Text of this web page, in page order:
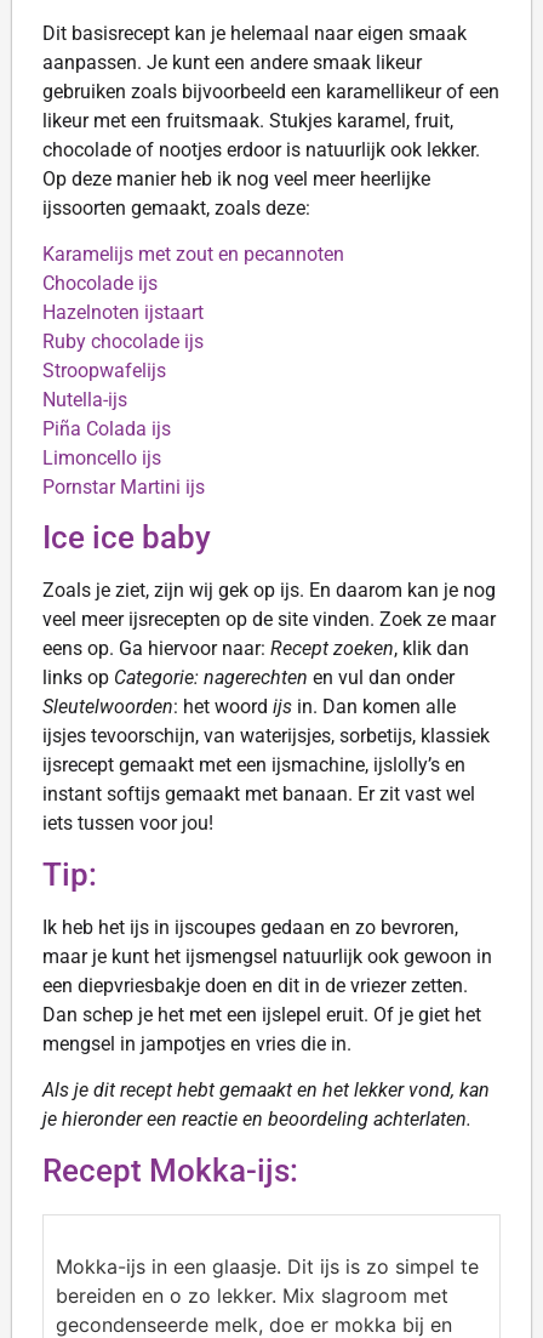
Dit basisrecept kan je helemaal naar eigen smaak
aanpassen. Je kunt een andere smaak likeur
gebruiken zoals bijvoorbeeld een karamellikeur of een
likeur met een fruitsmaak. Stukjes karamel, fruit,
chocolade of nootjes erdoor is natuurlijk ook lekker.
Op deze manier heb ik nog veel meer heerlijke
ijssoorten gemaakt, zoals deze:
Karamelijs met zout en pecannoten
Chocolade ijs
Hazelnoten ijstaart
Ruby chocolade ijs
Stroopwafelijs
Nutella-ijs
Piña Colada ijs
Limoncello ijs
Pornstar Martini ijs
Ice ice baby
Zoals je ziet, zijn wij gek op ijs. En daarom kan je nog
veel meer ijsrecepten op de site vinden. Zoek ze maar
eens op. Ga hiervoor naar: Recept zoeken, klik dan
links op Categorie: nagerechten en vul dan onder
Sleutelwoorden: het woord ijs in. Dan komen alle
ijsjes tevoorschijn, van waterijsjes, sorbetijs, klassiek
ijsrecept gemaakt met een ijsmachine, ijslolly’s en
instant softijs gemaakt met banaan. Er zit vast wel
iets tussen voor jou!
Tip:
Ik heb het ijs in ijscoupes gedaan en zo bevroren,
maar je kunt het ijsmengsel natuurlijk ook gewoon in
een diepvriesbakje doen en dit in de vriezer zetten.
Dan schep je het met een ijslepel eruit. Of je giet het
mengsel in jampotjes en vries die in.
Als je dit recept hebt gemaakt en het lekker vond, kan
je hieronder een reactie en beoordeling achterlaten.
Recept Mokka-ijs:
Mokka-ijs in een glaasje. Dit ijs is zo simpel te
bereiden en o zo lekker. Mix slagroom met
gecondenseerde melk, doe er mokka bij en